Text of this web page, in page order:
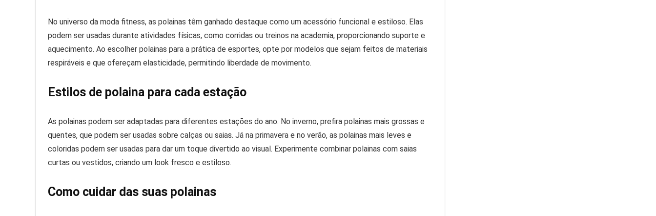
No universo da moda fitness, as polainas têm ganhado destaque como um acessório funcional e estiloso. Elas
podem ser usadas durante atividades físicas, como corridas ou treinos na academia, proporcionando suporte e
aquecimento. Ao escolher polainas para a prática de esportes, opte por modelos que sejam feitos de materiais
respiráveis e que ofereçam elasticidade, permitindo liberdade de movimento.
Estilos de polaina para cada estação
As polainas podem ser adaptadas para diferentes estações do ano. No inverno, prefira polainas mais grossas e
quentes, que podem ser usadas sobre calças ou saias. Já na primavera e no verão, as polainas mais leves e
coloridas podem ser usadas para dar um toque divertido ao visual. Experimente combinar polainas com saias
curtas ou vestidos, criando um look fresco e estiloso.
Como cuidar das suas polainas